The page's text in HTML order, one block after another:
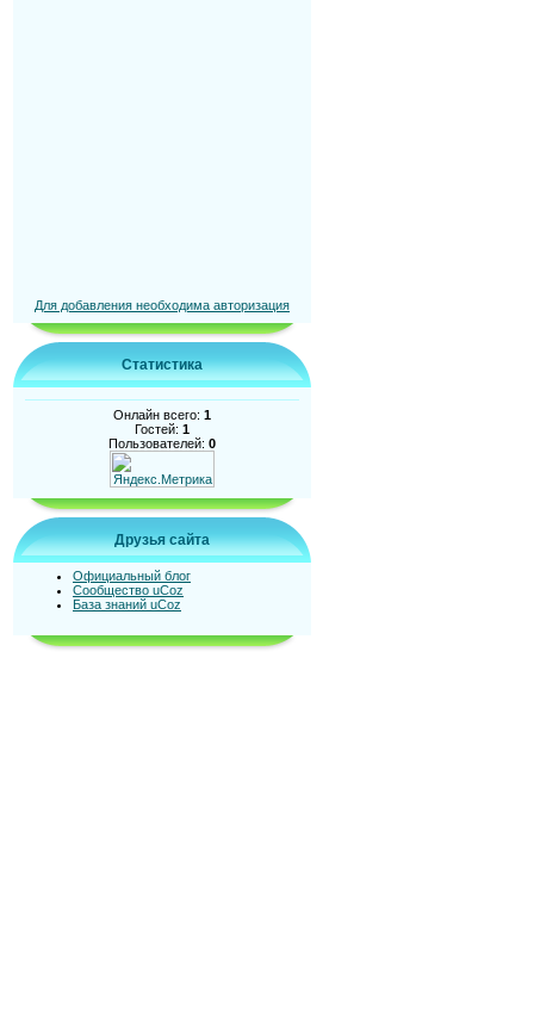
Для добавления необходима авторизация
Статистика
Онлайн всего: 1
Гостей: 1
Пользователей: 0
Друзья сайта
Официальный блог
Сообщество uCoz
База знаний uCoz